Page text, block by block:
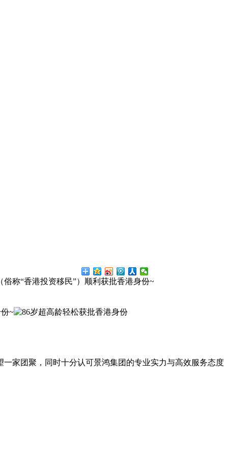
称“香港投资移民”）顺利获批香港身份~
~
家团聚，同时十分认可景鸿集团的专业实力与高效服务态度